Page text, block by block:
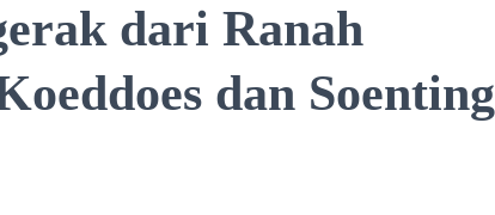
dari Ranah
dan Soenting